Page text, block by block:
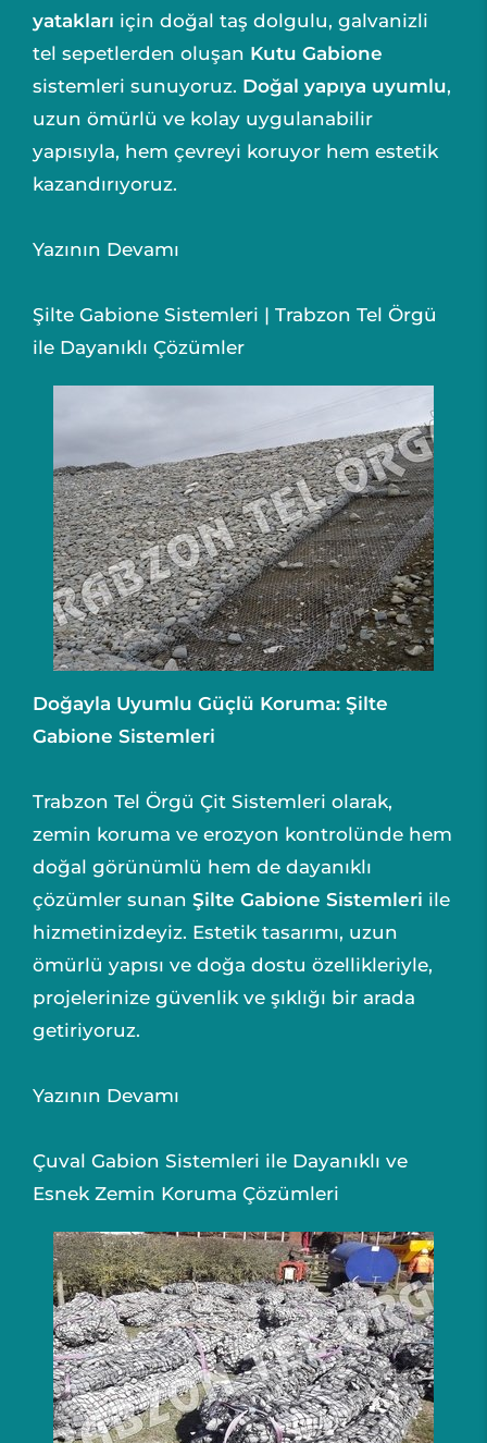
yatakları için doğal taş dolgulu, galvanizli
tel sepetlerden oluşan Kutu Gabione
sistemleri sunuyoruz. Doğal yapıya uyumlu,
uzun ömürlü ve kolay uygulanabilir
yapısıyla, hem çevreyi koruyor hem estetik
kazandırıyoruz.
Yazının Devamı
Şilte Gabione Sistemleri | Trabzon Tel Örgü
ile Dayanıklı Çözümler
Doğayla Uyumlu Güçlü Koruma: Şilte
Gabione Sistemleri
Trabzon Tel Örgü Çit Sistemleri olarak,
zemin koruma ve erozyon kontrolünde hem
doğal görünümlü hem de dayanıklı
çözümler sunan Şilte Gabione Sistemleri ile
hizmetinizdeyiz. Estetik tasarımı, uzun
ömürlü yapısı ve doğa dostu özellikleriyle,
projelerinize güvenlik ve şıklığı bir arada
getiriyoruz.
Yazının Devamı
Çuval Gabion Sistemleri ile Dayanıklı ve
Esnek Zemin Koruma Çözümleri